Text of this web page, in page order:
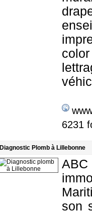
6231
Diagnostic Plomb à Lillebonne
ABC
son